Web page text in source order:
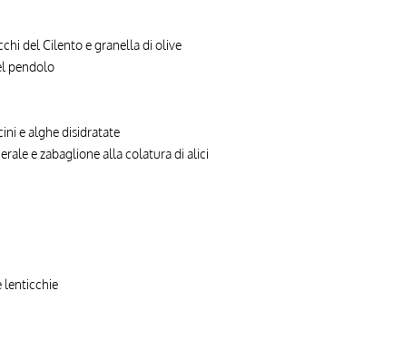
del Cilento e granella di olive
pendolo
e alghe disidratate
e zabaglione alla colatura di alici
lenticchie